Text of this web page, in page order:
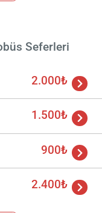
Seferleri
2.000₺
1.500₺
900₺
2.400₺